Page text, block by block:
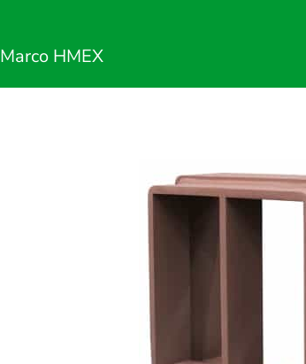
Marco HMEX